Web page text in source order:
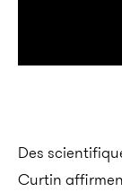
Des
Curtin